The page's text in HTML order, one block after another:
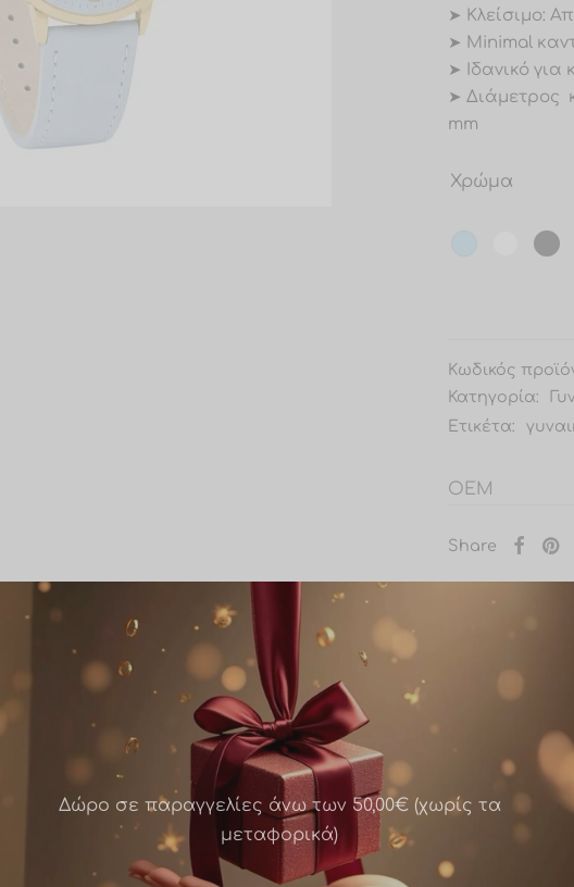
Δώρο σε παραγγελίες άνω των 50,00€ (χωρίς τα
μεταφορικά)
➤ Κλείσιμο:
➤ Minimal
➤ Ιδανικό
➤ Διάμετρος
mm
Χρώμα
Κωδικός
Κατηγορία:
Ετικέτα:
OEM
Share